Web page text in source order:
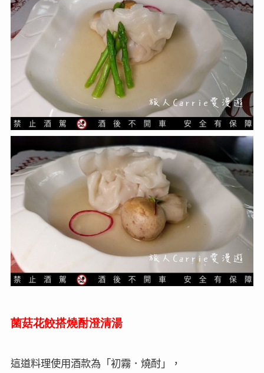
菌菇花餃搭燒酎澄清湯
這道料理使用酒款為「初霧．燒酎」，